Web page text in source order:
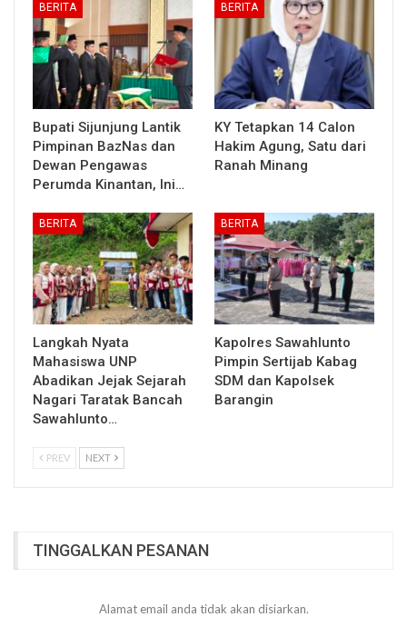
BERITA
Bupati Sijunjung Lantik
Pimpinan BazNas dan
Dewan Pengawas
Perumda Kinantan, Ini…
BERITA
KY Tetapkan 14 Calon
Hakim Agung, Satu dari
Ranah Minang
BERITA
Langkah Nyata
Mahasiswa UNP
Abadikan Jejak Sejarah
Nagari Taratak Bancah
Sawahlunto…
BERITA
Kapolres Sawahlunto
Pimpin Sertijab Kabag
SDM dan Kapolsek
Barangin
PREV NEXT
TINGGALKAN PESANAN
Alamat email anda tidak akan disiarkan.